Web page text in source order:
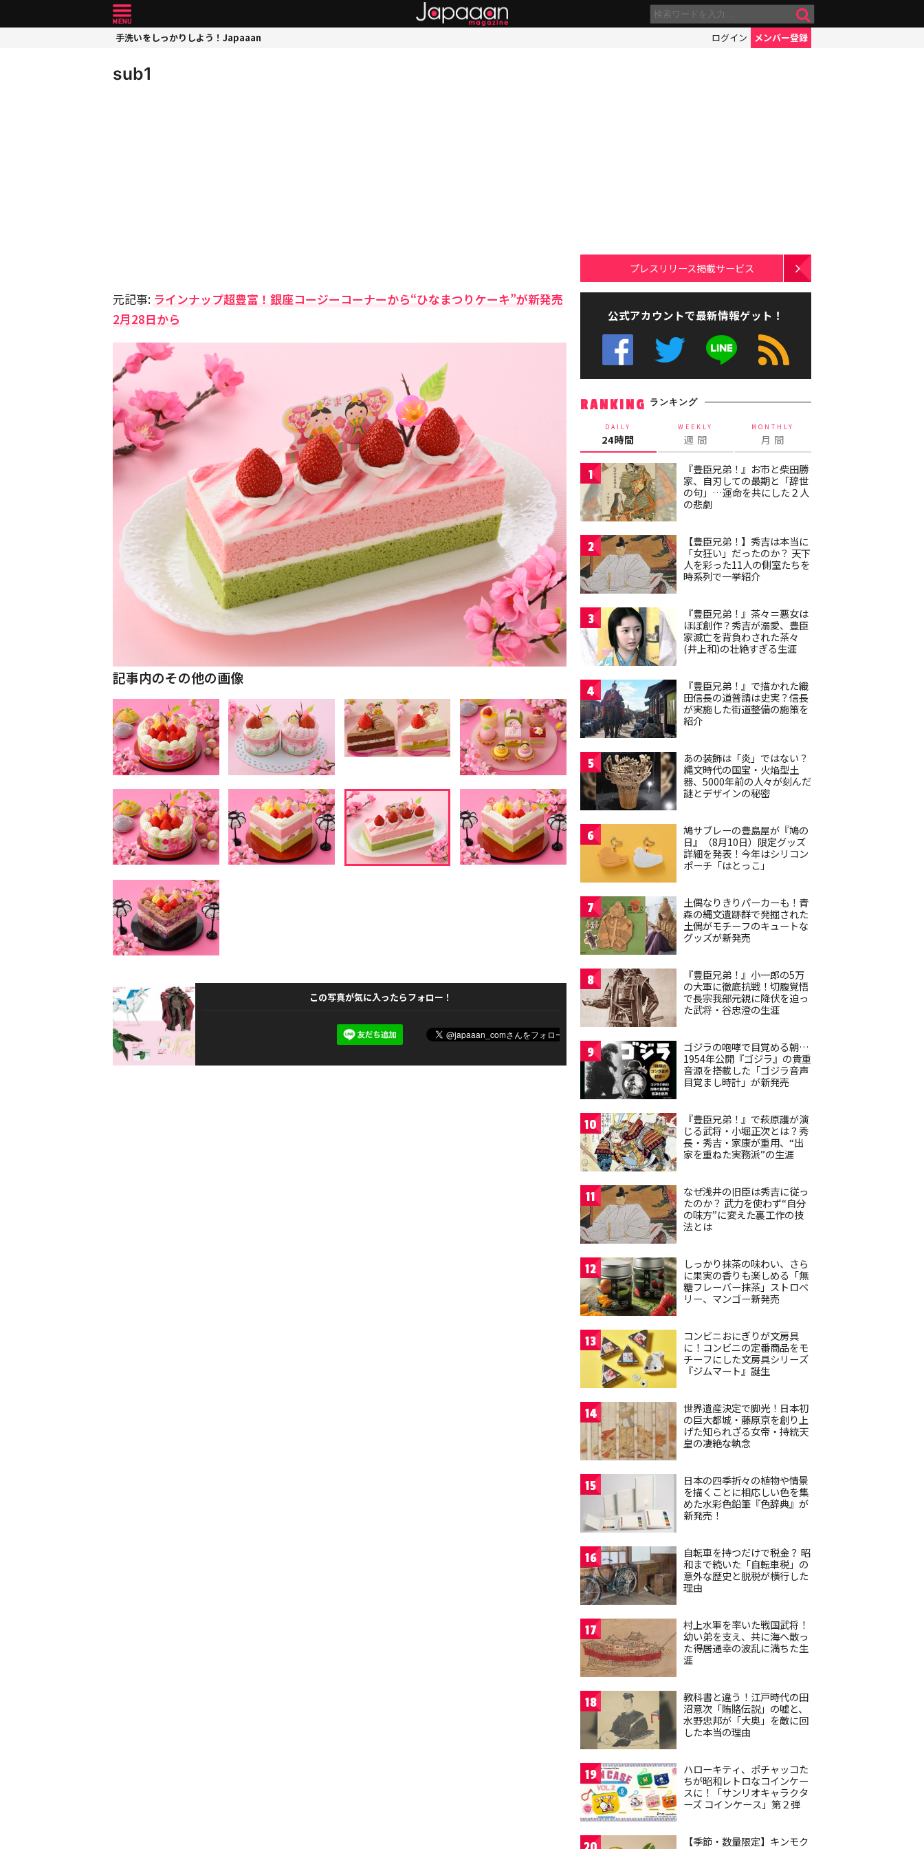
手洗いをしっかりしよう！Japaaan ログイン メンバー登録
sub1
元記事: ラインナップ超豊富！銀座コージーコーナーから“ひなまつりケーキ”が新発売
2月28日から
記事内のその他の画像
この写真が気に入ったらフォロー！
プレスリリース掲載サービス
公式アカウントで最新情報ゲット！
RANKING ランキング
DAILY
24時間
WEEKLY
週 間
MONTHLY
月 間
1
『豊臣兄弟！』お市と柴田勝
家、自刃しての最期と「辞世
の句」…運命を共にした２人
の悲劇
2
【豊臣兄弟！】秀吉は本当に
「女狂い」だったのか？ 天下
人を彩った11人の側室たちを
時系列で一挙紹介
3
『豊臣兄弟！』茶々＝悪女は
ほぼ創作？秀吉が溺愛、豊臣
家滅亡を背負わされた茶々
(井上和)の壮絶すぎる生涯
4
『豊臣兄弟！』で描かれた織
田信長の道普請は史実？信長
が実施した街道整備の施策を
紹介
5
あの装飾は「炎」ではない？
縄文時代の国宝・火焔型土
器、5000年前の人々が刻んだ
謎とデザインの秘密
6
鳩サブレーの豊島屋が『鳩の
日』（8月10日）限定グッズ
詳細を発表！今年はシリコン
ポーチ「はとっこ」
7
土偶なりきりパーカーも！青
森の縄文遺跡群で発掘された
土偶がモチーフのキュートな
グッズが新発売
8
『豊臣兄弟！』小一郎の5万
の大軍に徹底抗戦！切腹覚悟
で長宗我部元親に降伏を迫っ
た武将・谷忠澄の生涯
9
ゴジラの咆哮で目覚める朝…
1954年公開『ゴジラ』の貴重
音源を搭載した「ゴジラ音声
目覚まし時計」が新発売
10
『豊臣兄弟！』で萩原護が演
じる武将・小堀正次とは？秀
長・秀吉・家康が重用、“出
家を重ねた実務派”の生涯
11
なぜ浅井の旧臣は秀吉に従っ
たのか？ 武力を使わず“自分
の味方”に変えた裏工作の技
法とは
12
しっかり抹茶の味わい、さら
に果実の香りも楽しめる「無
糖フレーバー抹茶」ストロベ
リー、マンゴー新発売
13
コンビニおにぎりが文房具
に！コンビニの定番商品をモ
チーフにした文房具シリーズ
『ジムマート』誕生
14
世界遺産決定で脚光！日本初
の巨大都城・藤原京を創り上
げた知られざる女帝・持統天
皇の凄絶な執念
15
日本の四季折々の植物や情景
を描くことに相応しい色を集
めた水彩色鉛筆『色辞典』が
新発売！
16
自転車を持つだけで税金？ 昭
和まで続いた「自転車税」の
意外な歴史と脱税が横行した
理由
17
村上水軍を率いた戦国武将！
幼い弟を支え、共に海へ散っ
た得居通幸の波乱に満ちた生
涯
18
教科書と違う！江戸時代の田
沼意次「賄賂伝説」の嘘と、
水野忠邦が「大奥」を敵に回
した本当の理由
19
ハローキティ、ポチャッコた
ちが昭和レトロなコインケー
スに！「サンリオキャラクタ
ーズ コインケース」第２弾
【季節・数量限定】キンモク